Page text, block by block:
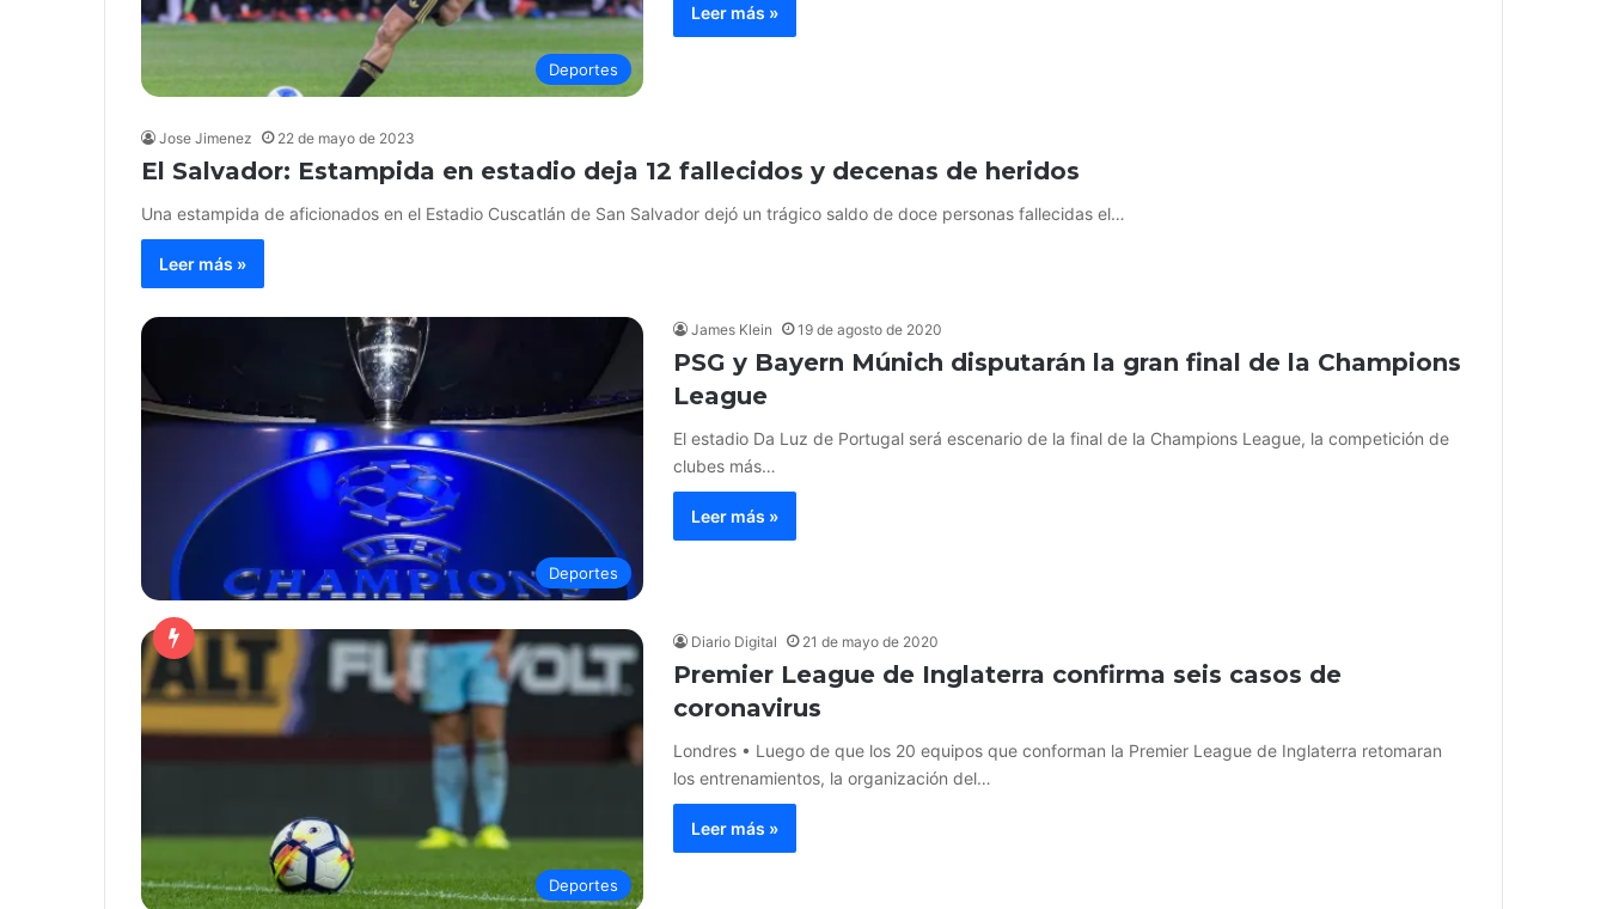
Deportes
Leer más »
Jose Jimenez 22 de mayo de 2023
El Salvador: Estampida en estadio deja 12 fallecidos y decenas de heridos
Una estampida de aficionados en el Estadio Cuscatlán de San Salvador dejó un trágico saldo de doce personas fallecidas el…
Leer más »
Deportes
James Klein 19 de agosto de 2020
PSG y Bayern Múnich disputarán la gran final de la Champions
League
El estadio Da Luz de Portugal será escenario de la final de la Champions League, la competición de
clubes más…
Leer más »
Deportes
Diario Digital 21 de mayo de 2020
Premier League de Inglaterra confirma seis casos de
coronavirus
Londres • Luego de que los 20 equipos que conforman la Premier League de Inglaterra retomaran
los entrenamientos, la organización del…
Leer más »